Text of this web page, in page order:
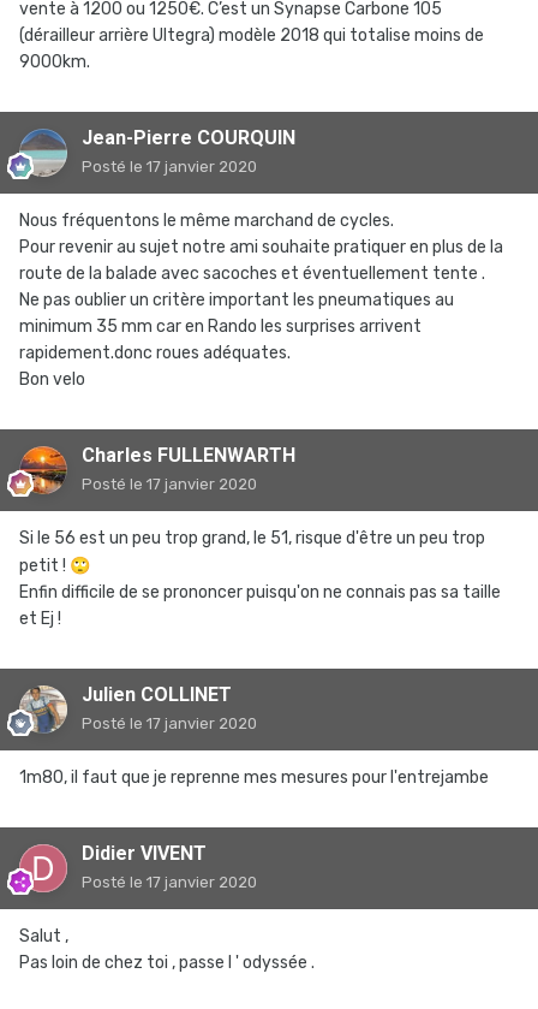
vente à 1200 ou 1250€. C’est un Synapse Carbone 105
(dérailleur arrière Ultegra) modèle 2018 qui totalise moins de
9000km.
Jean-Pierre COURQUIN
Posté le 17 janvier 2020
Nous fréquentons le même marchand de cycles.
Pour revenir au sujet notre ami souhaite pratiquer en plus de la
route de la balade avec sacoches et éventuellement tente .
Ne pas oublier un critère important les pneumatiques au
minimum 35 mm car en Rando les surprises arrivent
rapidement.donc roues adéquates.
Bon velo
Charles FULLENWARTH
Posté le 17 janvier 2020
Si le 56 est un peu trop grand, le 51, risque d'être un peu trop
petit ! 🙄
Enfin difficile de se prononcer puisqu'on ne connais pas sa taille
et Ej !
Julien COLLINET
Posté le 17 janvier 2020
1m80, il faut que je reprenne mes mesures pour l'entrejambe
Didier VIVENT
Posté le 17 janvier 2020
Salut ,
Pas loin de chez toi , passe l ' odyssée .